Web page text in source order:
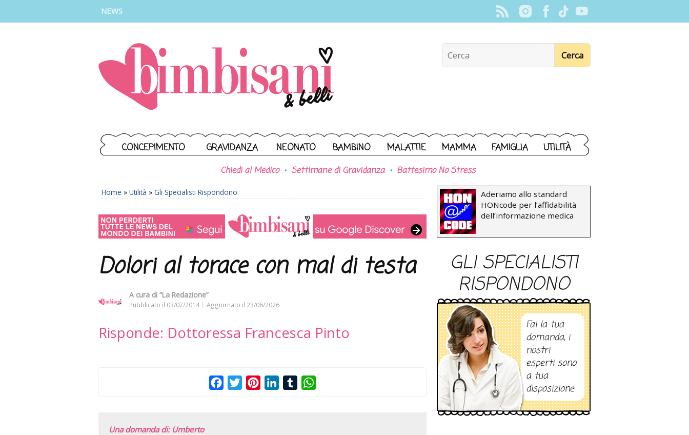
NEWS
CONCEPIMENTO GRAVIDANZA NEONATO BAMBINO MALATTIE MAMMA FAMIGLIA UTILITÀ
Chiedi al Medico Settimane di Gravidanza Battesimo No Stress
Home » Utilità » Gli Specialisti Rispondono
Dolori al torace con mal di testa
A cura di “La Redazione”
Pubblicato il 03/07/2014 Aggiornato il 23/06/2026
Risponde: Dottoressa Francesca Pinto
FacebookTwitterPinterestLinkedInTumblr
Una domanda di: Umberto
Aderiamo allo standard
HONcode per l’affidabilità
dell’informazione medica
GLI SPECIALISTI
RISPONDONO
Fai la tua
domanda, i
nostri
esperti sono
a tua
disposizione